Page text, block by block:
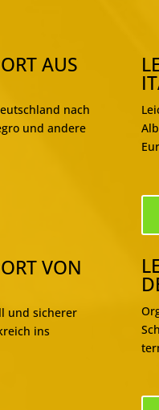
AUS
nach
und andere
VON
und sicherer
ins